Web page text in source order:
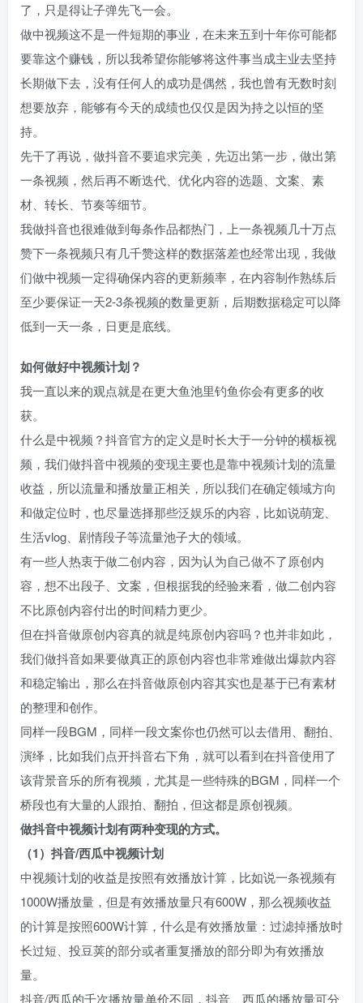
了，只是得让子弹先飞一会。​
做中视频这不是一件短期的事业，在未来五到十年你可能都
要靠这个赚钱，所以我希望你能够将这件事当成主业去坚持
长期做下去，没有任何人的成功是偶然，我也曾有无数时刻
想要放弃，能够有今天的成绩也仅仅是因为持之以恒的坚
持。​
先干了再说，做抖音不要追求完美，先迈出第一步，做出第
一条视频，然后再不断迭代、优化内容的选题、文案、素
材、转长、节奏等细节。​
我做抖音也很难做到每条作品都热门，上一条视频几十万点
赞下一条视频只有几千赞这样的数据落差也经常出现，我做
们做中视频一定得确保内容的更新频率，在内容制作熟练后
至少要保证一天2-3条视频的数量更新，后期数据稳定可以降
低到一天一条，日更是底线。​
如何做好中视频计划？​
我一直以来的观点就是在更大鱼池里钓鱼你会有更多的收
获。​
什么是中视频？抖音官方的定义是时长大于一分钟的横板视
频，我们做抖音中视频的变现主要也是靠中视频计划的流量
收益，所以流量和播放量正相关，所以我们在确定领域方向
和做定位时，也尽量选择那些泛娱乐的内容，比如说萌宠、
生活vlog、剧情段子等流量池子大的领域。​
有一些人热衷于做二创内容，因为认为自己做不了原创内
容，想不出段子、文案，但根据我的经验来看，做二创内容
不比原创内容付出的时间精力更少。​
但在抖音做原创内容真的就是纯原创内容吗？也并非如此，
我们做抖音如果要做真正的原创内容也非常难做出爆款内容
和稳定输出，那么在抖音做原创内容其实也是基于已有素材
的整理和创作。​
同样一段BGM，同样一段文案你也仍然可以去借用、翻拍、
演绎，比如我们点开抖音右下角，就可以看到在抖音使用了
该背景音乐的所有视频，尤其是一些特殊的BGM，同样一个
桥段也有大量的人跟拍、翻拍，但这都是原创视频。​
做抖音中视频计划有两种变现的方式。​
（1）抖音/西瓜中视频计划​
中视频计划的收益是按照有效播放计算，比如说一条视频有
1000W播放量，但是有效播放量只有600W，那么视频收益
的计算是按照600W计算，什么是有效播放量：过滤掉播放时
长过短、投豆荚的部分或者重复播放的部分即为有效播放
量。​
抖音/西瓜的千次播放量单价不同，抖音、西瓜的播放量可分